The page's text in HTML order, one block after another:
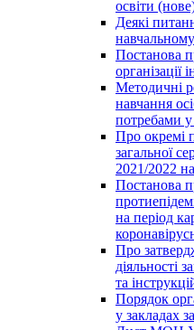
освіти
Деякі
Постанова
організації
Методичні
навчання
потребами
Про окремі
загальної
2021/2022
Постанова
на період
Про
діяльності
та
Порядок
у закладах